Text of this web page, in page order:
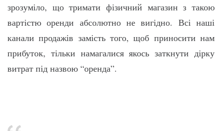
зрозуміло, що тримати фізичний магазин з такою
вартістю оренди абсолютно не вигідно. Всі наші
канали продажів замість того, щоб приносити нам
прибуток, тільки намагалися якось заткнути дірку
витрат під назвою “оренда”.